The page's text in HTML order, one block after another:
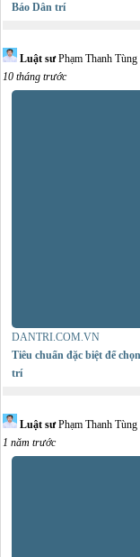
Báo Dân trí
Luật sưPhạm Thanh Tùng
10 tháng trước
DANTRI.COM.VN
Tiêu chuẩn đặc biệt để
trí
Luật sưPhạm Thanh Tùng
1 năm trước